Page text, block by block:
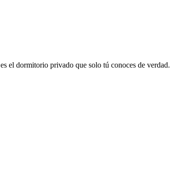
el dormitorio privado que solo tú conoces de verdad.